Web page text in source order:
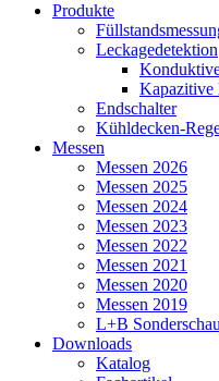
Produkte
Leckagedetektion
Kapazitive
Endschalter
Kühldecken-
Messen
Messen 2026
Messen 2025
Messen 2024
Messen 2023
Messen 2022
Messen 2021
Messen 2020
Messen 2019
L+B
Downloads
Katalog